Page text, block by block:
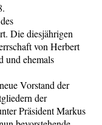
Die diesjährigen
von Herbert
und ehemals
Vorstand der
der
Präsident Markus